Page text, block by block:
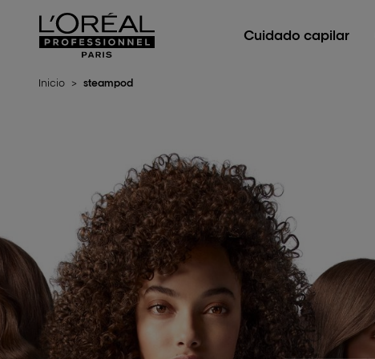
L'Oréal Professionnel Paris
Cuidado capilar
Inicio > steampod